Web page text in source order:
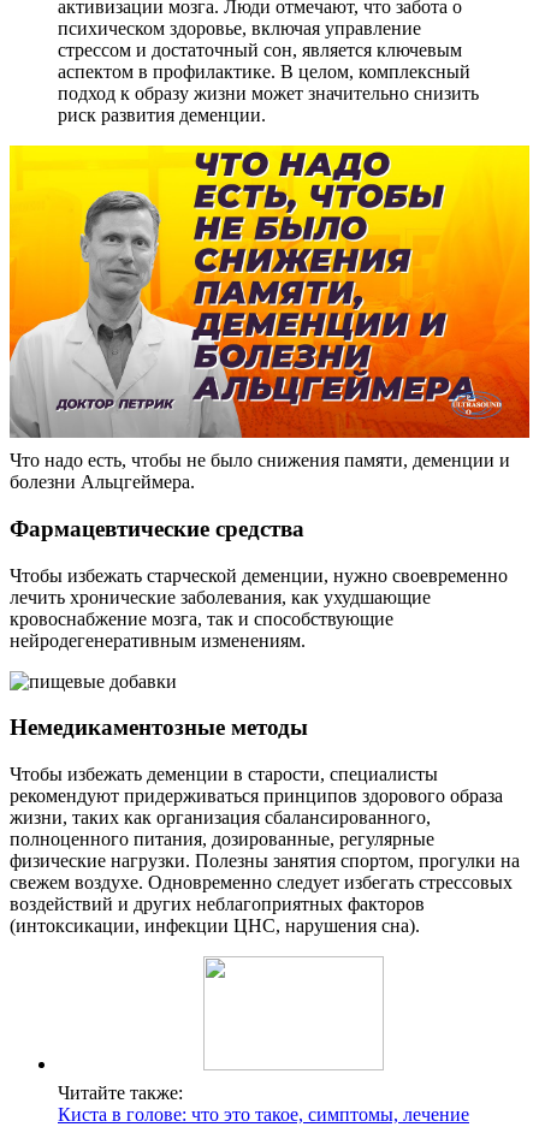
активизации мозга. Люди отмечают, что забота о
психическом здоровье, включая управление
стрессом и достаточный сон, является ключевым
аспектом в профилактике. В целом, комплексный
подход к образу жизни может значительно снизить
риск развития деменции.
Что надо есть, чтобы не было снижения памяти, деменции и
болезни Альцгеймера.
Фармацевтические средства
Чтобы избежать старческой деменции, нужно своевременно
лечить хронические заболевания, как ухудшающие
кровоснабжение мозга, так и способствующие
нейродегенеративным изменениям.
Немедикаментозные методы
Чтобы избежать деменции в старости, специалисты
рекомендуют придерживаться принципов здорового образа
жизни, таких как организация сбалансированного,
полноценного питания, дозированные, регулярные
физические нагрузки. Полезны занятия спортом, прогулки на
свежем воздухе. Одновременно следует избегать стрессовых
воздействий и других неблагоприятных факторов
(интоксикации, инфекции ЦНС, нарушения сна).
Читайте также:
Киста в голове: что это такое, симптомы, лечение